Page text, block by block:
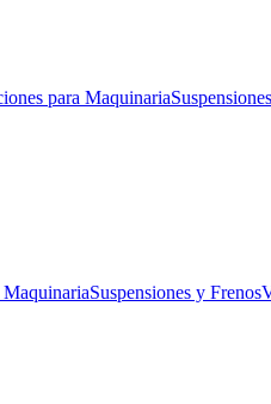
para Maquinaria
MaquinariaSuspensiones y Frenos